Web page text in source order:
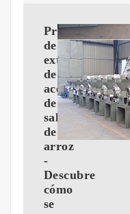
Proceso
de
extracción
de
aceite
de
salvado
de
arroz
-
Descubre
cómo
se